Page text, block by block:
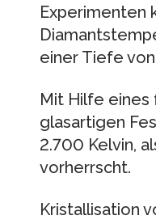
Experimenten
einer Tiefe
Mit Hilfe eines
glasartigen
2.700 Kelvin,
vorherrscht.
Kristallisation